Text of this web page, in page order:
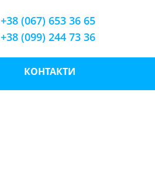
+38 (067) 653 36 65
+38 (099) 244 73 36
КОНТАКТИ